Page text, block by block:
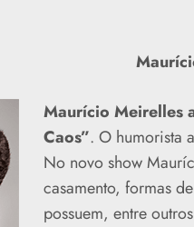
Maurício Meirelles
Caos”. O humorista
No novo show
casamento, formas
possuem, entre